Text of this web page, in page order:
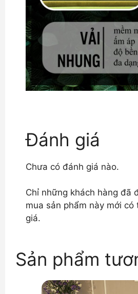
Đánh giá
Chưa có đánh giá nào.
Chỉ những khách hàng đã
mua sản phẩm này mới có
giá.
Sản phẩm